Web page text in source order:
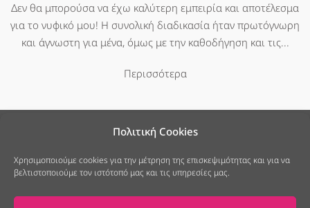
Πολιτική Cookies
Χρησιμοποιούμε cookies για την μέτρηση της επισκεψιμότητας και για να
βελτιστοποιούμε τον ιστότοπό μας και τις υπηρεσίες μας.
Δεν θα μπορούσα να έχω καλύτερη εμπειρία και αποτέλεσμα
για το νυφικό μου! Η συνολική διαδικασία ήταν πρωτόγνωρη
και άγνωστη για μένα, όμως με την καθοδήγηση και τις...
Περισσότερα